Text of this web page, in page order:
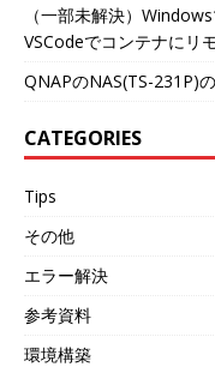
（一部未解決）
VSCodeでコンテナにリ
QNAPのNAS(TS-231P)
CATEGORIES
Tips
その他
エラー解決
参考資料
環境構築